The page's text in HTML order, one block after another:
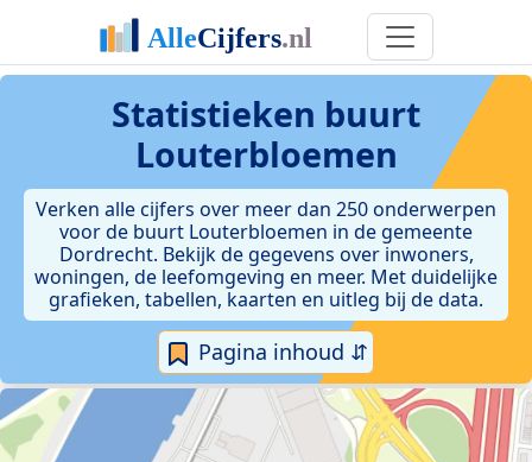
Statistieken buurt
Louterbloemen
Verken alle cijfers over meer dan 250 onderwerpen
voor de buurt Louterbloemen in de gemeente
Dordrecht. Bekijk de gegevens over inwoners,
woningen, de leefomgeving en meer. Met duidelijke
grafieken, tabellen, kaarten en uitleg bij de data.
Pagina inhoud ⇵